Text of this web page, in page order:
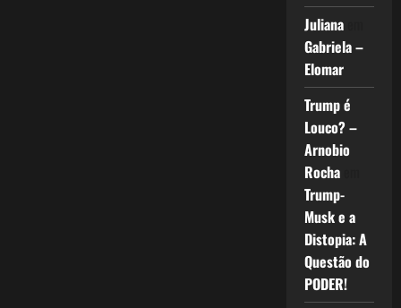
Julianaem
Gabriela –
Elomar
Trump é
Louco? –
Arnobio
Rochaem
Trump-
Musk e a
Distopia: A
Questão do
PODER!